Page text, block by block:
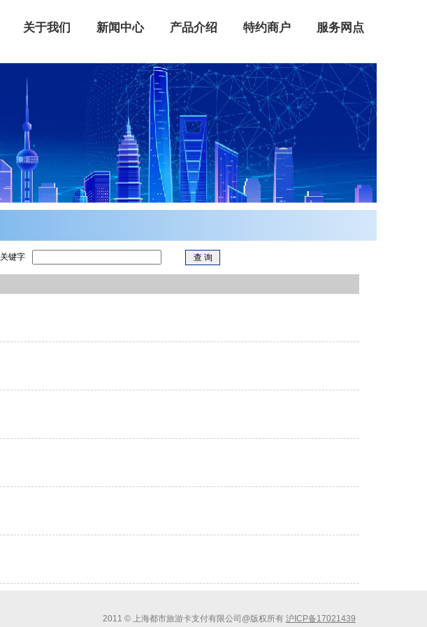
关于我们 新闻中心 产品介绍 特约商户 服务网点
关键字
2011 © 上海都市旅游卡支付有限公司@版权所有 沪ICP备17021439